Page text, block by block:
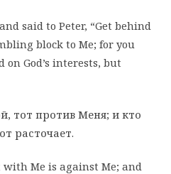
said to Peter, “Get behind
block to Me; for you
God’s interests, but
тот против Меня; и кто
расточает.
Me is against Me; and